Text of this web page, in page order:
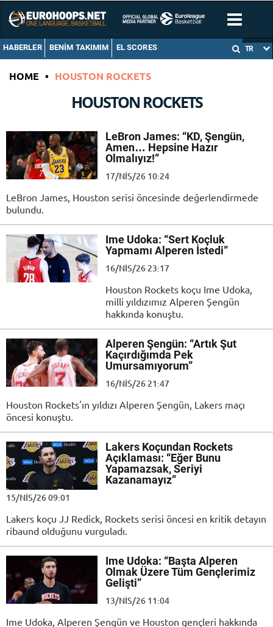
HABERLER BENIM TAKIMIM EL SCORES TR
HOME • HOUSTON ROCKETS
HOUSTON ROCKETS
LeBron James: “KD, Şengün,
Amen… Hepsine Hazır
Olmalıyız!”
17/NIS/26 10:24
LeBron James, Houston serisi öncesinde değerlendirmede
bulundu.
Ime Udoka: “Sert Koçluk
Yapmamı Alperen İstedi”
16/NIS/26 23:17
Houston Rockets koçu Ime Udoka,
milli yıldızımız Alperen Şengün
hakkında konuştu.
Alperen Şengün: “Artık Şut
Kaçırdığımda Pek
Umursamıyorum”
16/NIS/26 21:47
Houston Rockets'ın yıldızı Alperen Şengün, Lakers maçı
öncesi konuştu.
Lakers Koçundan Rockets
Açıklaması: “Eğer Bunu
Yapamazsak, Seriyi
Kazanamayız”
15/NIS/26 09:01
Lakers koçu JJ Redick, Rockets serisi öncesi en kritik detayın
ribaund olduğunu vurguladı.
Ime Udoka: “Başta Alperen
Olmak Üzere Tüm Gençlerimiz
Gelişti”
13/NIS/26 11:04
Ime Udoka, Alperen Şengün ve Houston gençleri hakkında